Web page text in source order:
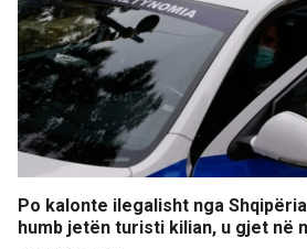
Po kalonte ilegalisht nga
humb jetën turisti kilian, u gjet në